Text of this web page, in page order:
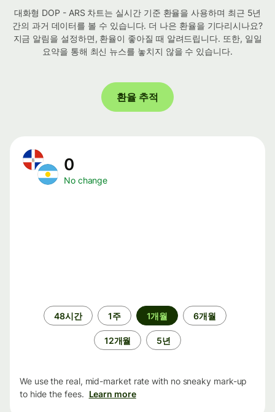
대화형 DOP - ARS 차트는 실시간 기준 환율을 사용하며 최근 5년
간의 과거 데이터를 볼 수 있습니다. 더 나은 환율을 기다리시나요?
지금 알림을 설정하면, 환율이 좋아질 때 알려드립니다. 또한, 일일
요약을 통해 최신 뉴스를 놓치지 않을 수 있습니다.
환율 추적
0
No change
48시간 1주 1개월 6개월
12개월 5년
We use the real, mid-market rate with no sneaky mark-up
to hide the fees. Learn more